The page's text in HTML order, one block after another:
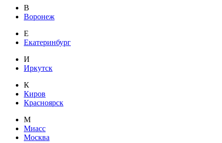
В
Воронеж
Е
Екатеринбург
И
Иркутск
К
Киров
Красноярск
М
Миасс
Москва